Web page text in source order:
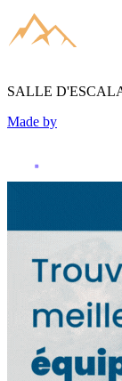
SALLE
Made by